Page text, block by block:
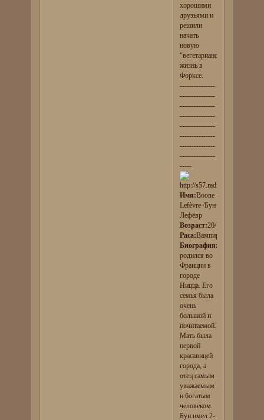
хорошими
друзьями и
решили
начать
новую
"вегетарианскую"
жизнь в
Форксе.
---------------
---------------
---------------
---------------
---------------
---------------
---------------
---------------
-----
Имя:Boone
Lefèvre /Бун
Лефёвр
Возраст:20/100
Раса:Вампир
Биография:
родился во
Франции в
городе
Ницца. Его
семья была
очень
большой и
почитаемой.
Мать была
первой
красавицей
города, а
отец самым
уважаемым
и богатым
человеком.
Бун имел 2-